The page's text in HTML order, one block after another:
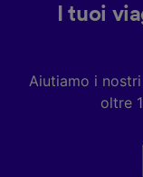
I tuoi
Aiutiamo i
oltre